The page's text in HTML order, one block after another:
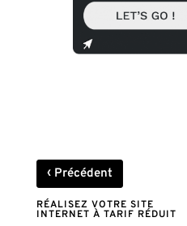
‹Précédent
RÉALISEZ VOTRE SITE
INTERNET À TARIF RÉDUIT